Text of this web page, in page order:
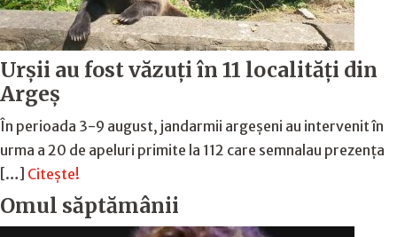
Urșii au fost văzuți în 11 localități din
Argeș
În perioada 3-9 august, jandarmii argeșeni au intervenit în
urma a 20 de apeluri primite la 112 care semnalau prezența
[…] Citește!
Omul săptămânii